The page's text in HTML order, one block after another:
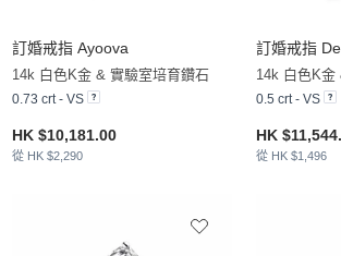
訂婚戒指 Ayoova
14k 白色K金 & 實驗室培育鑽石
0.73 crt - VS
HK $10,181.00
從 HK $2,290
訂婚戒指
14k 白色K金
0.5 crt - VS
HK
從 HK $1,496